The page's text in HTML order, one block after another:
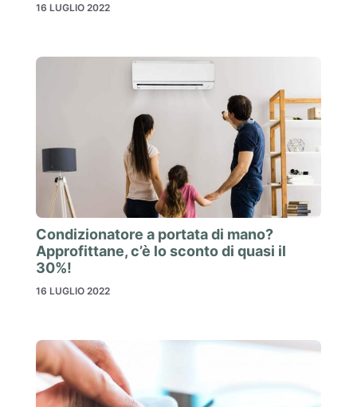
16 LUGLIO 2022
Condizionatore a portata di mano?
Approfittane, c’è lo sconto di quasi il
30%!
16 LUGLIO 2022